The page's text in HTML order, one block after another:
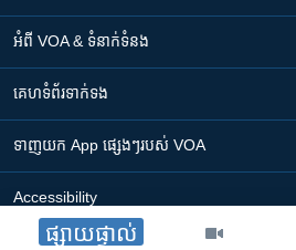
ផ្សាយផ្ទាល់
អំពី​ VOA & ទំនាក់ទំនង
គេហទំព័រ​​ទាក់ទង
ទាញយក​ App ផ្សេងៗ​របស់​ VOA
Accessibility